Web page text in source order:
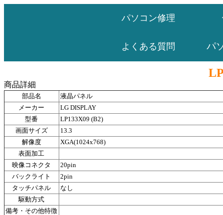
パソコン修理
よくある質問 パ
商品詳細
部品名
液晶パネル
メーカー
LG DISPLAY
型番
LP133X09 (B2)
画面サイズ
13.3
解像度
XGA(1024x768)
表面加工
映像コネクタ
20pin
バックライト
2pin
タッチパネル
なし
駆動方式
備考・その他特徴